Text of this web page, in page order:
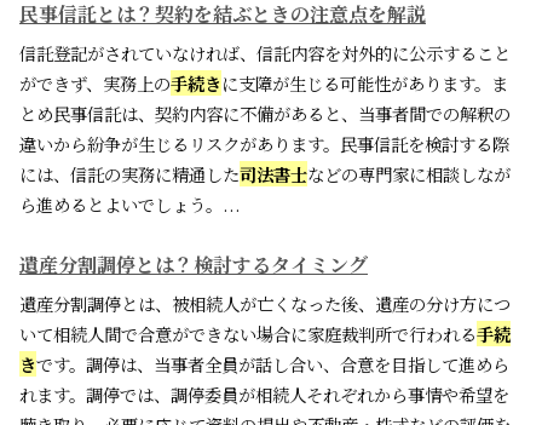
民事信託とは？契約を結ぶときの注意点を解説
信託登記がされていなければ、信託内容を対外的に公示すること
ができず、実務上の手続きに支障が生じる可能性があります。ま
とめ民事信託は、契約内容に不備があると、当事者間での解釈の
違いから紛争が生じるリスクがあります。民事信託を検討する際
には、信託の実務に精通した司法書士などの専門家に相談しなが
ら進めるとよいでしょう。...
遺産分割調停とは？検討するタイミング
遺産分割調停とは、被相続人が亡くなった後、遺産の分け方につ
いて相続人間で合意ができない場合に家庭裁判所で行われる手続
きです。調停は、当事者全員が話し合い、合意を目指して進めら
れます。調停では、調停委員が相続人それぞれから事情や希望を